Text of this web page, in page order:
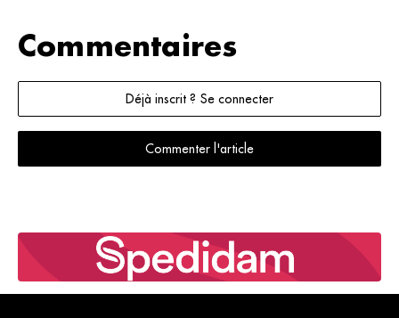
Commentaires
Déjà inscrit ? Se connecter
Commenter l'article